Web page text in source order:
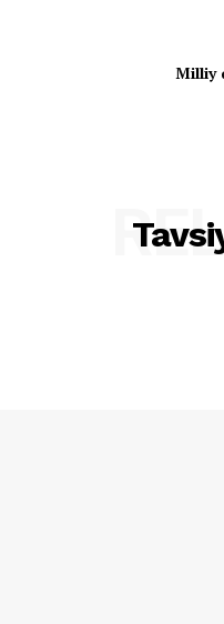
Milliy